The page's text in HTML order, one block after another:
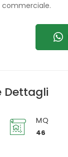
Dettagli
MQ
46